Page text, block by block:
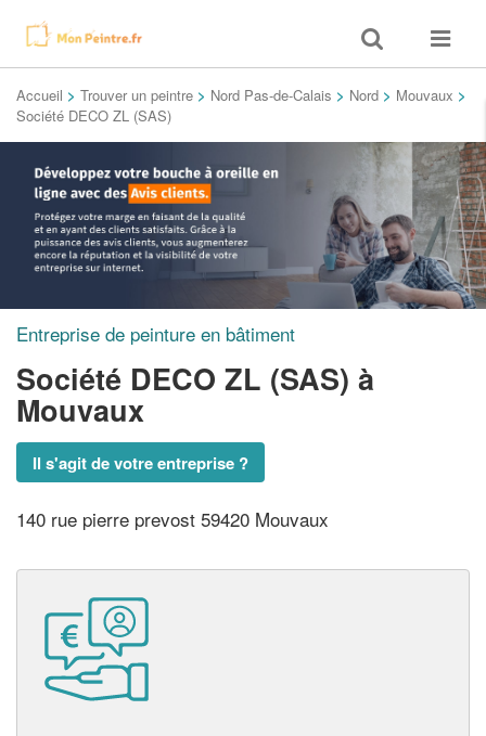
Toggle
search
Toggle
Accueil > Trouver un peintre > Nord Pas-de-Calais > Nord > Mouvaux >
Société DECO ZL (SAS)
Entreprise de peinture en bâtiment
Société DECO ZL (SAS) à
Mouvaux
Il s'agit de votre entreprise ?
140 rue pierre prevost 59420 Mouvaux